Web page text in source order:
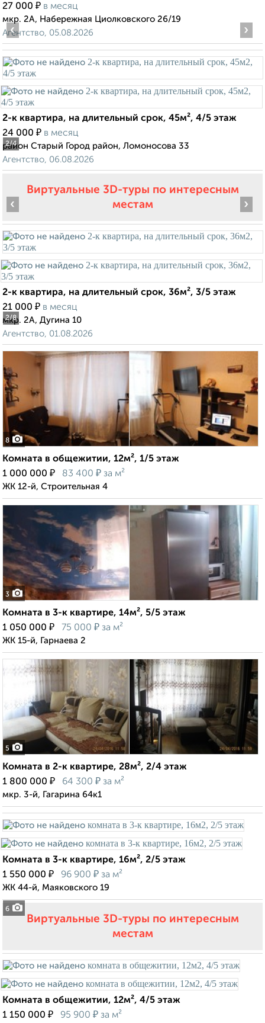
27 000 ₽ в месяц
мкр. 2А, Набережная Циолковского 26/19
Агентство, 05.08.2026
2/4
‹ ›
2-к квартира, на длительный срок, 45м², 4/5 этаж
24 000 ₽ в месяц
район Старый Город район, Ломоносова 33
Агентство, 06.08.2026
Виртуальные 3D-туры по интересным
местам
2/8
‹ ›
2-к квартира, на длительный срок, 36м², 3/5 этаж
21 000 ₽ в месяц
мкр. 2А, Дугина 10
Агентство, 01.08.2026
8
Комната в общежитии, 12м², 1/5 этаж
1 000 000 ₽ 83 400 ₽ за м²
ЖК 12-й, Строительная 4
3
Комната в 3-к квартире, 14м², 5/5 этаж
1 050 000 ₽ 75 000 ₽ за м²
ЖК 15-й, Гарнаева 2
5
Комната в 2-к квартире, 28м², 2/4 этаж
1 800 000 ₽ 64 300 ₽ за м²
мкр. 3-й, Гагарина 64к1
6
Комната в 3-к квартире, 16м², 2/5 этаж
1 550 000 ₽ 96 900 ₽ за м²
ЖК 44-й, Маяковского 19
Виртуальные 3D-туры по интересным
местам
Комната в общежитии, 12м², 4/5 этаж
1 150 000 ₽ 95 900 ₽ за м²